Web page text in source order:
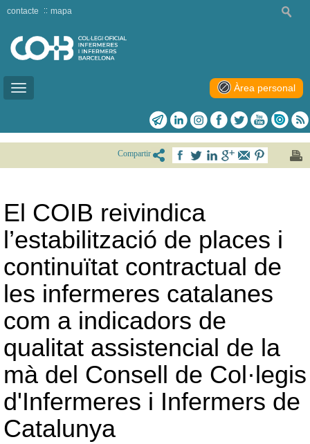
Toggle
contacte mapa
Àrea personal
Compartir
El COIB reivindica
l’estabilització de places i
continuïtat contractual de
les infermeres catalanes
com a indicadors de
qualitat assistencial de la
mà del Consell de Col·legis
d'Infermeres i Infermers de
Catalunya